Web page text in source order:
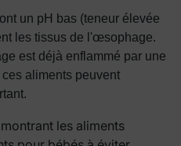
un pH bas (teneur élevée
les tissus de l'œsophage.
est déjà enflammé par une
aliments peuvent